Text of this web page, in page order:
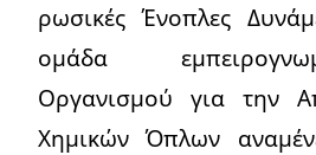
ρωσικές Ένοπλες
ομάδα
Οργανισμού για την
Χημικών Όπλων